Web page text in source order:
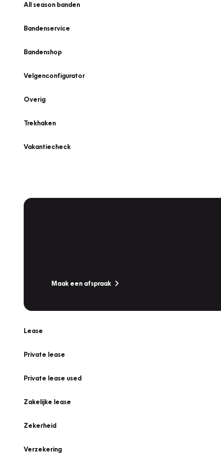
All season banden
Bandenservice
Bandenshop
Velgenconfigurator
Overig
Trekhaken
Vakantiecheck
Maak een afspraak
Lease
Private lease
Private lease used
Zakelijke lease
Zekerheid
Verzekering